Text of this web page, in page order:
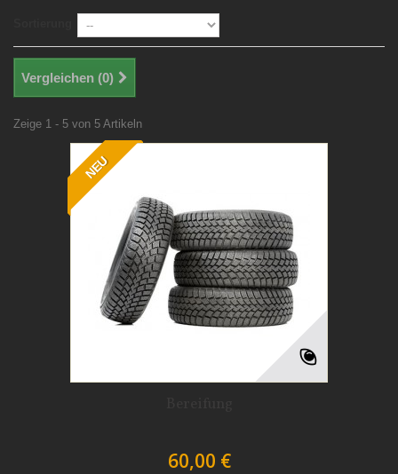
Vergleichen (0)
Zeige 1 - 5 von 5 Artikeln
NEU
60,00 €